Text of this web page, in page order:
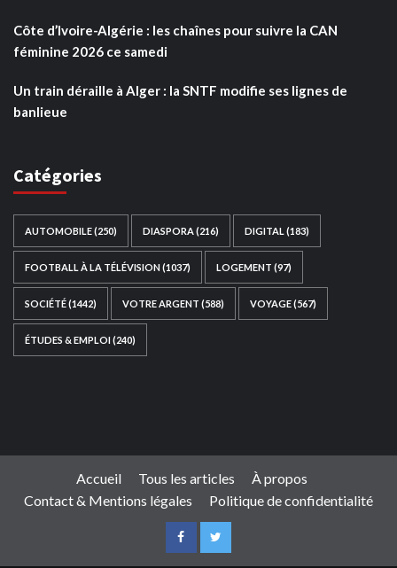
Côte d’Ivoire-Algérie : les chaînes pour suivre la CAN
féminine 2026 ce samedi
Un train déraille à Alger : la SNTF modifie ses lignes de
banlieue
Catégories
AUTOMOBILE(250) DIASPORA (216) DIGITAL (183)
FOOTBALL À LA TÉLÉVISION(1037) LOGEMENT (97)
SOCIÉTÉ(1442) VOTRE ARGENT (588) VOYAGE(567)
ÉTUDES & EMPLOI(240)
Accueil Tous les articles
À propos
Contact & Mentions légales
Politique de confidentialité